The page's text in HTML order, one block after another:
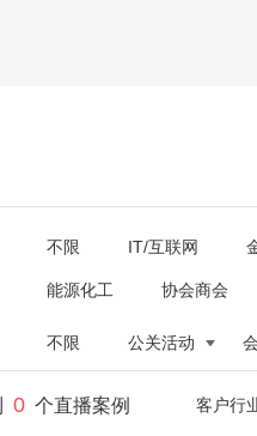
不限 IT/互联网
能源化工 协会商会
不限 公关活动
0 个直播案例 客户行